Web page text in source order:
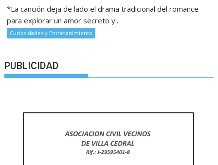
*La canción deja de lado el drama tradicional del romance
para explorar un amor secreto y...
Curiosidades y Entretenimiento
PUBLICIDAD